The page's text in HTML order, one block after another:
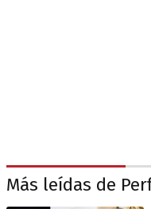
Más leídas de